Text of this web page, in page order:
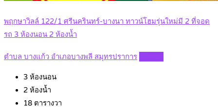
พฤกษาวิลล์ 122/1 ศรีนครินทร์-บางนา ทาวน์โฮมรุ่นใหม่มี 2 ที่จอด
รถ 3 ห้องนอน 2 ห้องน้ำ
ตำบล บางแก้ว อำเภอบางพลี สมุทรปราการ
3 ห้องนอน
2 ห้องน้ำ
18 ตารางวา